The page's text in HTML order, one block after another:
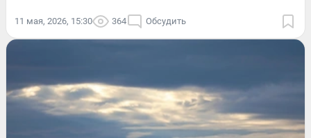
11 мая, 2026, 15:30 364 Обсудить